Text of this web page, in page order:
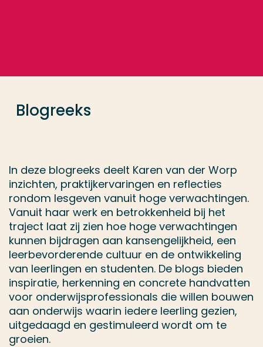
Blogreeks
In deze blogreeks deelt Karen van der Worp
inzichten, praktijkervaringen en reflecties
rondom lesgeven vanuit hoge verwachtingen.
Vanuit haar werk en betrokkenheid bij het
traject laat zij zien hoe hoge verwachtingen
kunnen bijdragen aan kansengelijkheid, een
leerbevorderende cultuur en de ontwikkeling
van leerlingen en studenten. De blogs bieden
inspiratie, herkenning en concrete handvatten
voor onderwijsprofessionals die willen bouwen
aan onderwijs waarin iedere leerling gezien,
uitgedaagd en gestimuleerd wordt om te
groeien.